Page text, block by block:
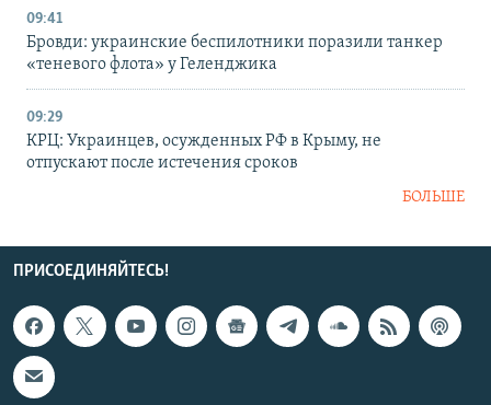
09:41
Бровди: украинские беспилотники поразили танкер
«теневого флота» у Геленджика
09:29
КРЦ: Украинцев, осужденных РФ в Крыму, не
отпускают после истечения сроков
БОЛЬШЕ
ПРИСОЕДИНЯЙТЕСЬ!